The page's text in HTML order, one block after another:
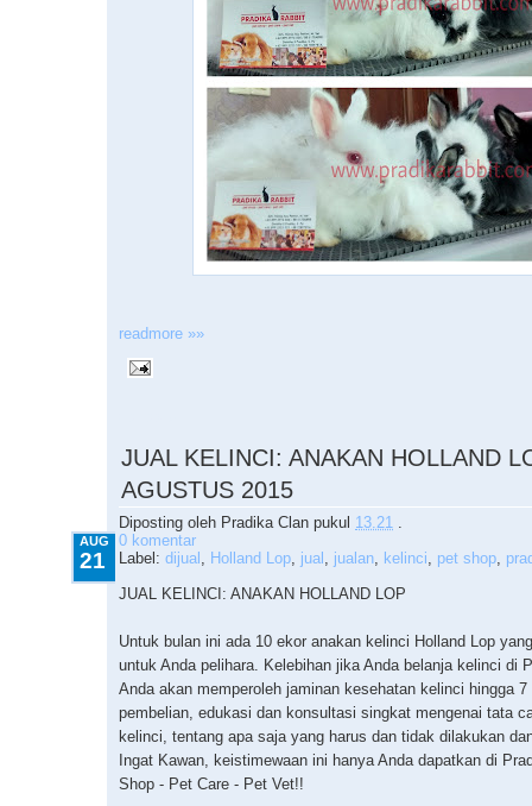
readmore »»
JUAL KELINCI: ANAKAN HOLLAND
AGUSTUS 2015
Diposting oleh Pradika Clan pukul 13.21 .
AUG
21
0 komentar
Label: dijual , Holland Lop, jual , jualan, kelinci, pet shop,
JUAL KELINCI: ANAKAN HOLLAND LOP
Untuk bulan ini ada 10 ekor anakan kelinci Holland Lop
untuk Anda pelihara. Kelebihan jika Anda belanja kelinci di
Anda akan memperoleh jaminan kesehatan kelinci hingga 7
pembelian, edukasi dan konsultasi singkat mengenai tata
kelinci, tentang apa saja yang harus dan tidak dilakukan
Ingat Kawan, keistimewaan ini hanya Anda dapatkan di
Shop - Pet Care - Pet Vet!!